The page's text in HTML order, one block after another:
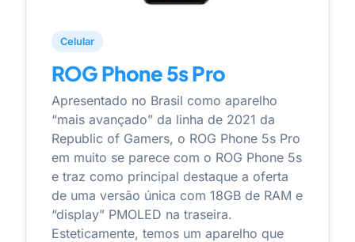
Celular
ROG Phone 5s Pro
Apresentado no Brasil como aparelho
“mais avançado” da linha de 2021 da
Republic of Gamers, o ROG Phone 5s Pro
em muito se parece com o ROG Phone 5s
e traz como principal destaque a oferta
de uma versão única com 18GB de RAM e
“display” PMOLED na traseira.
Esteticamente, temos um aparelho que